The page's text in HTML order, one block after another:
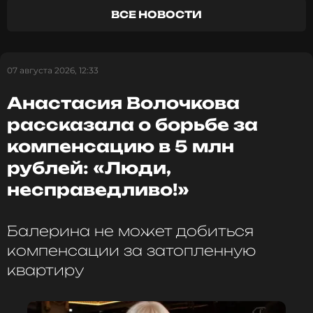
Читайте нас в Одноклассниках,
ССЫЛКА
ВСЕ НОВОСТИ
07 августа 2026, 12:33
Анастасия Волочкова
рассказала о борьбе за
компенсацию в 5 млн
рублей: «Люди,
несправедливо!»
Балерина не может добиться
компенсации за затопленную
квартиру